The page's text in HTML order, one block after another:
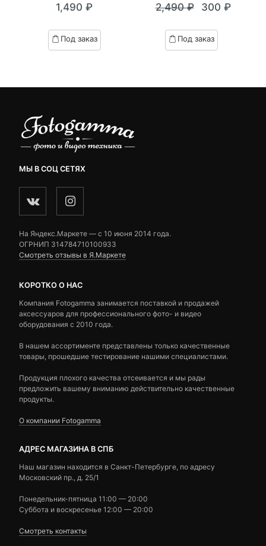
out
based
on
1,490 ₽
Под заказ
out
based
on
2,490₽
цена
составляла
300 ₽
Текущая
цена:
300 ₽.
Под заказ
МЫ В СОЦ СЕТЯХ
На Яндекс.Маркете — c 10 июня 2014 года.
ОГРНИП 314784710100933
Смотреть отзывы в Я.Маркете
КОРОТКО О НАС
Компания Fotogamma занимается поставкой и продажей
аксессуаров для профессионального фото- и видео
оборудования с 2010 года.
В нашем ассортименте представлены только качественные
товары, прошедшие тестирование нашими специалистами.
Продукция плохого качества отсеивается и мы рады
предложить вашему вниманию действительно качественные
продукты.
О компании Fotogamma
АДРЕС МАГАЗИНА В СПБ
Наш магазин находится в Санкт-Петербурге, по адресу
Московский пр., д. 25/1
Понедельник-пятница 11:00 — 20:00
Суббота и воскресенье 12:00 — 20:00
Смотреть контакты